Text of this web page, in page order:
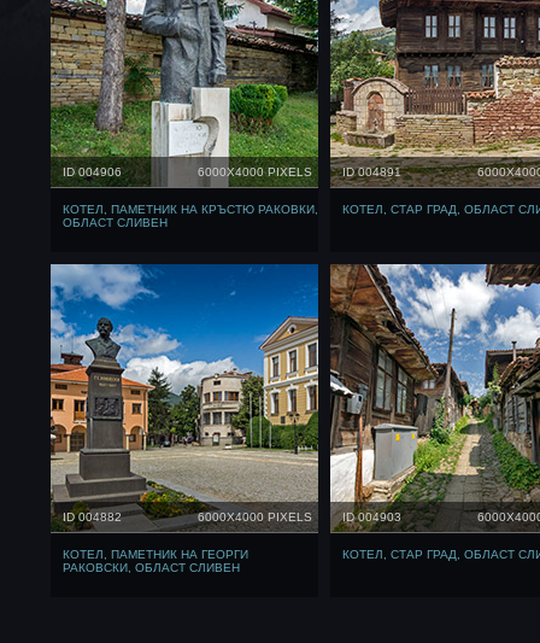
ID 004906 6000X4000 PIXELS
КОТЕЛ, ПАМЕТНИК НА КРЪСТЮ РАКОВКИ,
ОБЛАСТ СЛИВЕН
ID 004891
КОТЕЛ, СТАР ГРАД, ОБЛАСТ
ID 004882 6000X4000 PIXELS
КОТЕЛ, ПАМЕТНИК НА ГЕОРГИ
РАКОВСКИ, ОБЛАСТ СЛИВЕН
ID 004903
КОТЕЛ, СТАР ГРАД, ОБЛАСТ